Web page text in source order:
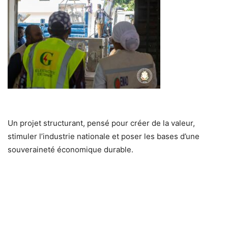
Un projet structurant, pensé pour créer de la valeur,
stimuler l’industrie nationale et poser les bases d’une
souveraineté économique durable.